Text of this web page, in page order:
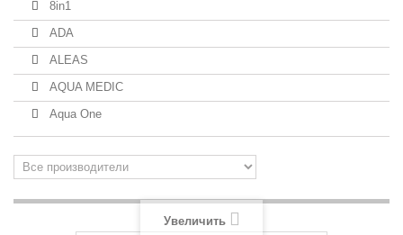
8in1
ADA
ALEAS
AQUA MEDIC
Aqua One
Увеличить